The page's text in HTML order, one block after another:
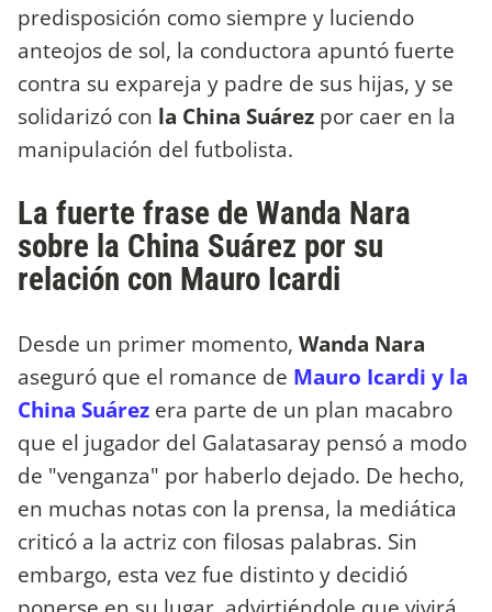
predisposición como siempre y luciendo
anteojos de sol, la conductora apuntó fuerte
contra su expareja y padre de sus hijas, y se
solidarizó con la China Suárez por caer en la
manipulación del futbolista.
La fuerte frase de Wanda Nara
sobre la China Suárez por su
relación con Mauro Icardi
Desde un primer momento, Wanda Nara
aseguró que el romance de Mauro Icardi y la
China Suárez era parte de un plan macabro
que el jugador del Galatasaray pensó a modo
de "venganza" por haberlo dejado. De hecho,
en muchas notas con la prensa, la mediática
criticó a la actriz con filosas palabras. Sin
embargo, esta vez fue distinto y decidió